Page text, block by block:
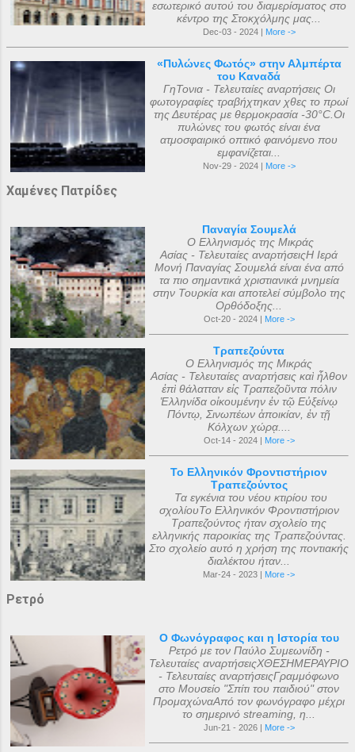
εσωτερικό αυτού του διαμερίσματος στο
κέντρο της Στοκχόλμης μας...
Dec-03 - 2024 | More ->
«Πυλώνες Φωτός» στην Αλμπέρτα
του Καναδά
ΓηΤονια - Τελευταίες αναρτήσεις Οι
φωτογραφίες τραβήχτηκαν χθες το πρωί
της Δευτέρας με θερμοκρασία -30°C.Οι
πυλώνες του φωτός είναι ένα
ατμοσφαιρικό οπτικό φαινόμενο που
εμφανίζεται...
Nov-29 - 2024 | More ->
Χαμένες Πατρίδες
Παναγία Σουμελά
Ο Ελληνισμός της Μικράς
Ασίας - Τελευταίες αναρτήσειςΗ Ιερά
Μονή Παναγίας Σουμελά είναι ένα από
τα πιο σημαντικά χριστιανικά μνημεία
στην Τουρκία και αποτελεί σύμβολο της
Ορθόδοξης...
Oct-20 - 2024 | More ->
Τραπεζούντα
Ο Ελληνισμός της Μικράς
Ασίας - Τελευταίες αναρτήσεις καὶ ἦλθον
ἐπὶ θάλατταν εἰς Τραπεζοῦντα πόλιν
Ἑλληνίδα οἰκουμένην ἐν τῷ Εὐξείνῳ
Πόντῳ, Σινωπέων ἀποικίαν, ἐν τῇ
Κόλχων χώρᾳ....
Oct-14 - 2024 | More ->
Το Ελληνικόν Φροντιστήριον
Τραπεζούντος
Τα εγκένια του νέου κτιρίου του
σχολίουΤο Ελληνικόν Φροντιστήριον
Τραπεζούντος ήταν σχολείο της
ελληνικής παροικίας της Τραπεζούντας.
Στο σχολείο αυτό η χρήση της ποντιακής
διαλέκτου ήταν...
Mar-24 - 2023 | More ->
Ρετρό
Ο Φωνόγραφος και η Ιστορία του
Ρετρό με τον Παύλο Συμεωνίδη -
Τελευταίες αναρτήσειςΧΘΕΣΗΜΕΡΑΥΡΙΟ
- Τελευταίες αναρτήσειςΓραμμόφωνο
στο Μουσείο "Σπίτι του παιδιού" στον
ΠρομαχώναΑπό τον φωνόγραφο μέχρι
το σημερινό streaming, η...
Jun-21 - 2026 | More ->